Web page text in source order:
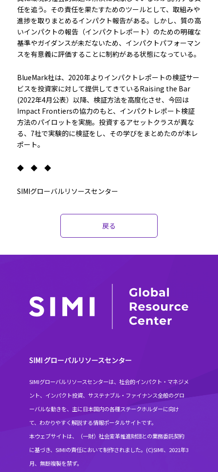
任を追う。その責任を果たすためのツールとして、取組みや
進捗を取りまとめるインパクト報告がある。しかし、質の高
いインパクトの報告（インパクトレポート）のための明確な
基準やガイダンスが未だないため、インパクトパフォーマン
スを有意義に評価することに制約がある状態になっている。
BlueMark社は、2020年よりインパクトレポートの検証サー
ビスを投資家に対して提供してきているRaising the Bar
(2022年4月公表）以降、検証方法を高度化させ、今回は
Impact Frontiersの協力のもと、インパクトレポート検証
方法のパイロットを実施。投資するアセットクラスが異な
る、7社で実験的に検証をし、その学びをまとめたのが本レ
ポート。
◆ ◆ ◆
SIMIグローバルリソースセンター
戻る
SIMI グローバルリソースセンター
SIMIグローバルリソースセンターは、社会的インパクト・マネジメ
ント、インパクト投資、サステナブル・ファイナンス全般のグロ
ーバルな動きを、主に日本国内の各種ステークホルダーに向け
て、わかりやすく解説する情報ポータルサイトです。
本ウェブサイトは、（一財）社会変革推進財団との業務委託契約
に基づき、SIMIの責任において制作されました。(C)SIMI、2021年3
月、無断複製を禁ず。